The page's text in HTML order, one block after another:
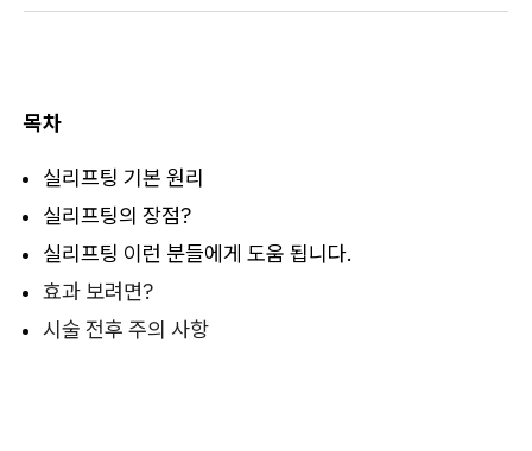
목차
실리프팅 기본 원리
실리프팅의 장점?
실리프팅 이런 분들에게 도움 됩니다.
효과 보려면?
시술 전후 주의 사항